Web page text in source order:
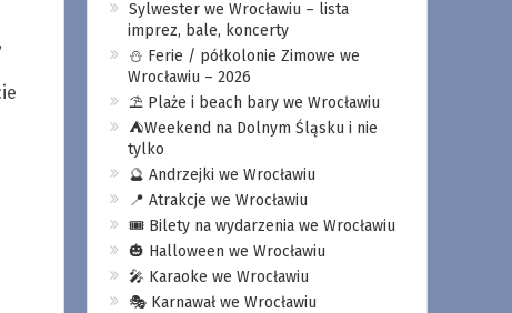
Sylwester we Wrocławiu – lista
imprez, bale, koncerty
⛄️ Ferie / półkolonie Zimowe we
Wrocławiu – 2026
⛱️ Plaże i beach bary we Wrocławiu
⛺️Weekend na Dolnym Śląsku i nie
tylko
🔮 Andrzejki we Wrocławiu
📍 Atrakcje we Wrocławiu
🎟️ Bilety na wydarzenia we Wrocławiu
🎃 Halloween we Wrocławiu
🎤 Karaoke we Wrocławiu
🎭 Karnawał we Wrocławiu